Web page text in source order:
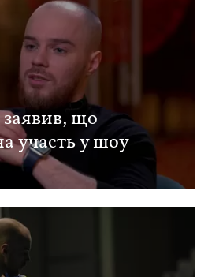
що
участь у шоу